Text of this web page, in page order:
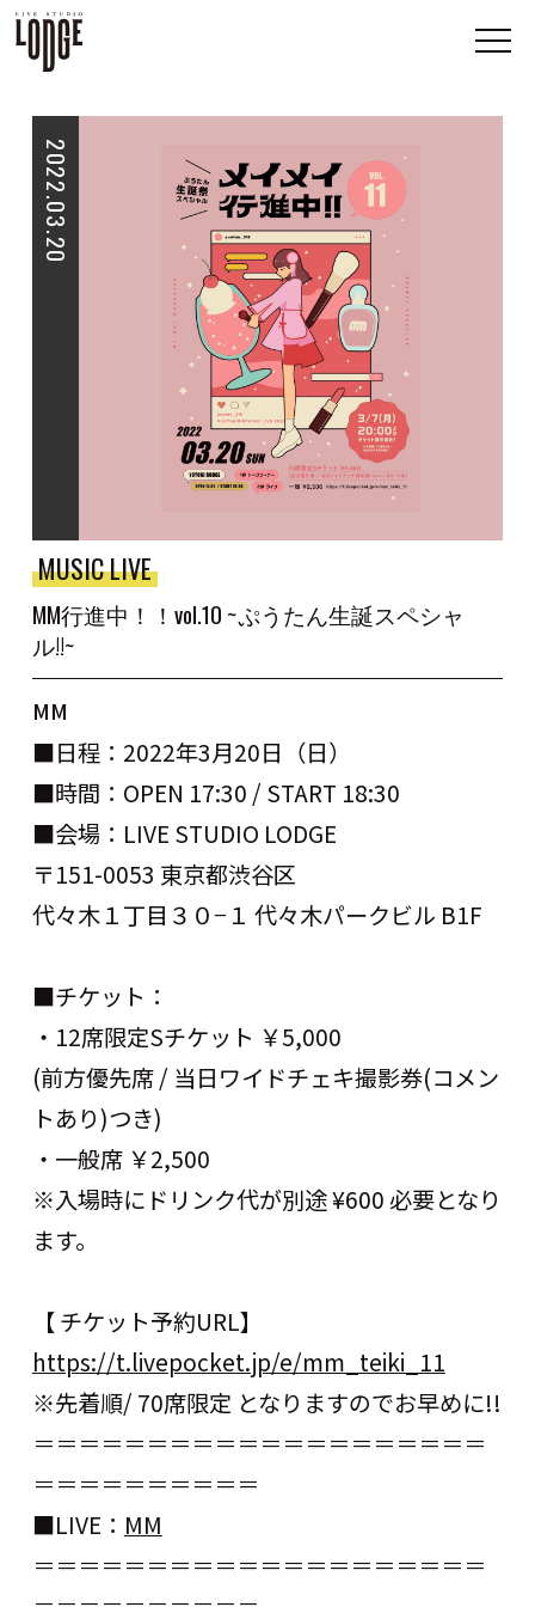
2022.03.20
MUSIC LIVE
MM行進中！！vol.10 ~ぷうたん生誕スペシャ
ル!!~
MM
■日程：2022年3月20日（日）
■時間：OPEN 17:30 / START 18:30
■会場：LIVE STUDIO LODGE
〒151-0053 東京都渋谷区
代々木１丁目３０−１ 代々木パークビル B1F
■チケット：
・12席限定Sチケット ￥5,000
(前方優先席 / 当日ワイドチェキ撮影券(コメン
トあり)つき)
・一般席 ￥2,500
※入場時にドリンク代が別途 ¥600 必要となり
ます。
【 チケット予約URL】
https://t.livepocket.jp/e/mm_teiki_11
※先着順/ 70席限定 となりますのでお早めに!!
＝＝＝＝＝＝＝＝＝＝＝＝＝＝＝＝＝＝＝＝
＝＝＝＝＝＝＝＝＝＝
■LIVE： MM
＝＝＝＝＝＝＝＝＝＝＝＝＝＝＝＝＝＝＝＝